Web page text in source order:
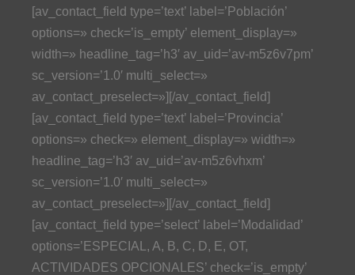
[av_contact_field type=’text’ label=’Población’
options=» check=’is_empty’ element_display=»
width=» headline_tag=’h3′ av_uid=’av-m5z6v7pm’
sc_version=’1.0′ multi_select=»
av_contact_preselect=»][/av_contact_field]
[av_contact_field type=’text’ label=’Provincia’
options=» check=» element_display=» width=»
headline_tag=’h3′ av_uid=’av-m5z6vhxm’
sc_version=’1.0′ multi_select=»
av_contact_preselect=»][/av_contact_field]
[av_contact_field type=’select’ label=’Modalidad’
options=’ESPECIAL, A, B, C, D, E, OT,
ACTIVIDADES OPCIONALES’ check=’is_empty’